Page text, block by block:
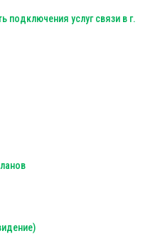
подключения услуг связи в г.